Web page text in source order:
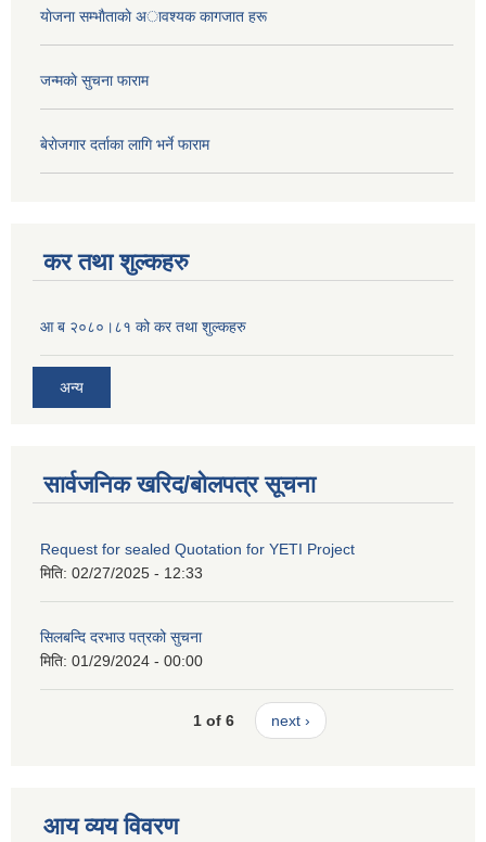
याेजना सम्भाैताकाे अावश्यक कागजात हरू
जन्मकाे सुचना फाराम
बेराेजगार दर्ताका लागि भर्ने फाराम
कर तथा शुल्कहरु
आ ब २०८०।८१ को कर तथा शुल्कहरु
अन्य
सार्वजनिक खरिद/बोलपत्र सूचना
Request for sealed Quotation for YETI Project
मिति: 02/27/2025 - 12:33
सिलबन्दि दरभाउ पत्रको सुचना
मिति: 01/29/2024 - 00:00
1 of 6 next ›
आय व्यय विवरण